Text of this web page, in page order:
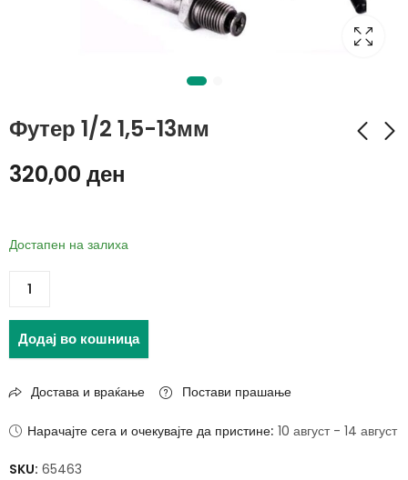
Футер 1/2 1,5-13мм
320,00 ден
Достапен на залиха
Додај во кошница
Достава и враќање Постави прашање
Нарачајте сега и очекувајте да пристине: 10 август - 14 август
SKU: 65463